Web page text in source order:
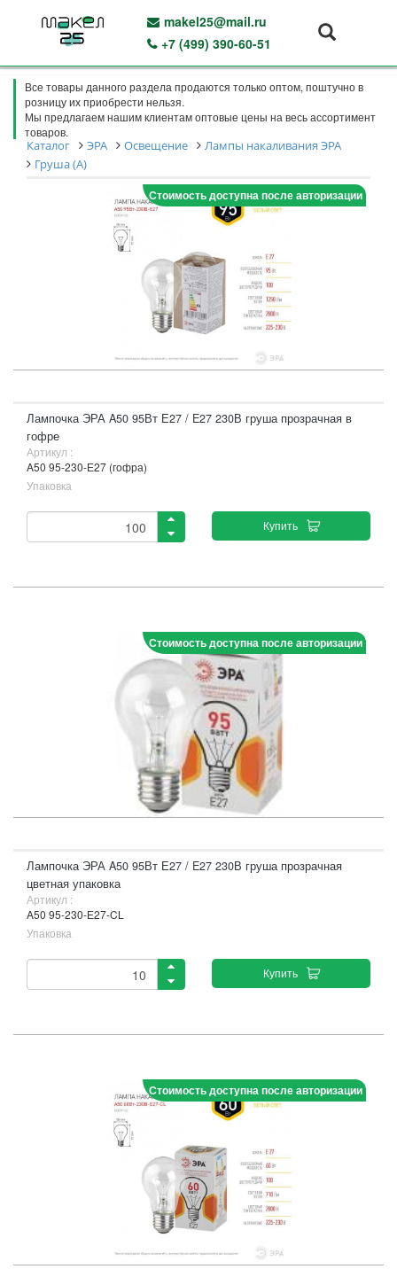
makel25@mail.ru
+7 (499) 390-60-51
Все товары данного раздела продаются только оптом, поштучно в
розницу их приобрести нельзя.
Мы предлагаем нашим клиентам оптовые цены на весь ассортимент
товаров.
Каталог ЭРА Освещение
Лампы накаливания ЭРА
Груша (A)
Стоимость доступна после авторизации
Лампочка ЭРА A50 95Вт Е27 / E27 230В груша прозрачная в
гофре
Артикул :
A50 95-230-Е27 (гофра)
Упаковка
Купить
Стоимость доступна после авторизации
Лампочка ЭРА A50 95Вт Е27 / E27 230В груша прозрачная
цветная упаковка
Артикул :
A50 95-230-Е27-CL
Упаковка
Купить
Стоимость доступна после авторизации